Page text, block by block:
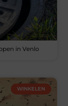
in Venlo
WINKELEN